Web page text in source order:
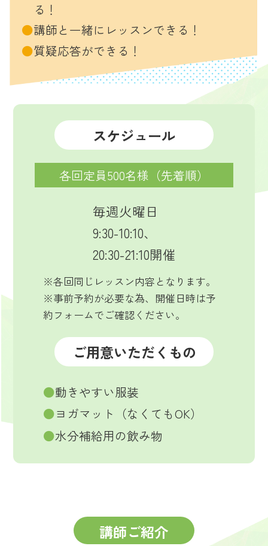
る！
●講師と一緒にレッスンできる！
●質疑応答ができる！
スケジュール
各回定員500名様（先着順）
毎週火曜日
9:30-10:10、
20:30-21:10開催
※各回同じレッスン内容となります。
※事前予約が必要な為、開催日時は予
約フォームでご確認ください。
ご用意いただくもの
●動きやすい服装
●ヨガマット（なくてもOK）
●水分補給用の飲み物
講師ご紹介